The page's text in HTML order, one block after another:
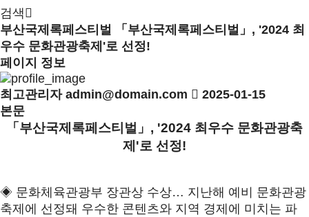
검색
부산국제록페스티벌
「부산국제록페스티벌」, '2024 최
우수 문화관광축제'로 선정!
페이지 정보
최고관리자 admin@domain.com
2025-01-15
본문
「부산국제록페스티벌」, '2024 최우수 문화관광축
제'로 선정!
◈ 문화체육관광부 장관상 수상… 지난해 예비 문화관광
축제에 선정돼 우수한 콘텐츠와 지역 경제에 미치는 파